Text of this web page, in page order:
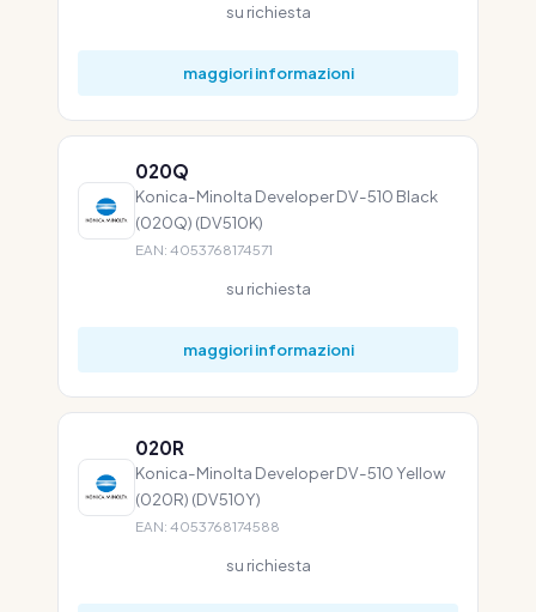
su richiesta
maggiori informazioni
020Q
Konica-Minolta Developer DV-510 Black
(020Q) (DV510K)
EAN: 4053768174571
su richiesta
maggiori informazioni
020R
Konica-Minolta Developer DV-510 Yellow
(020R) (DV510Y)
EAN: 4053768174588
su richiesta